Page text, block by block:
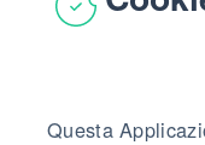
Questa